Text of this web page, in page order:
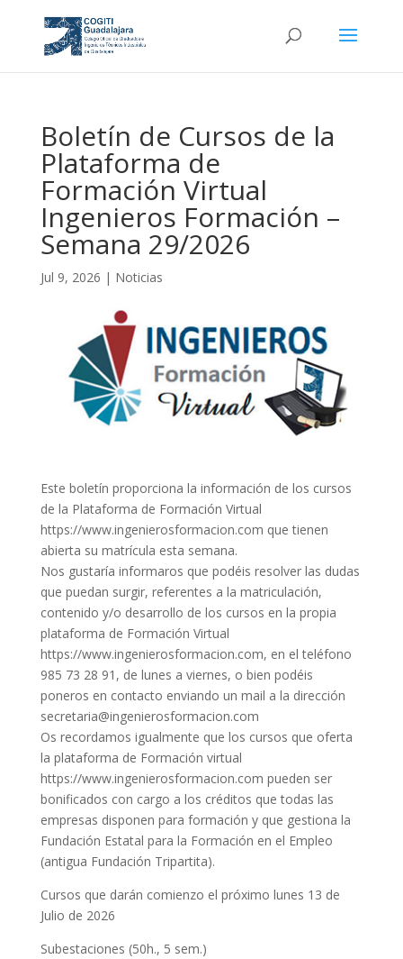
Boletín de Cursos de la
Plataforma de
Formación Virtual
Ingenieros Formación –
Semana 29/2026
Jul 9, 2026 | Noticias
Este boletín proporciona la información de los cursos
de la Plataforma de Formación Virtual
https://www.ingenierosformacion.com que tienen
abierta su matrícula esta semana.
Nos gustaría informaros que podéis resolver las dudas
que puedan surgir, referentes a la matriculación,
contenido y/o desarrollo de los cursos en la propia
plataforma de Formación Virtual
https://www.ingenierosformacion.com, en el teléfono
985 73 28 91, de lunes a viernes, o bien podéis
poneros en contacto enviando un mail a la dirección
secretaria@ingenierosformacion.com
Os recordamos igualmente que los cursos que oferta
la plataforma de Formación virtual
https://www.ingenierosformacion.com pueden ser
bonificados con cargo a los créditos que todas las
empresas disponen para formación y que gestiona la
Fundación Estatal para la Formación en el Empleo
(antigua Fundación Tripartita).
Cursos que darán comienzo el próximo lunes 13 de
Julio de 2026
Subestaciones (50h., 5 sem.)